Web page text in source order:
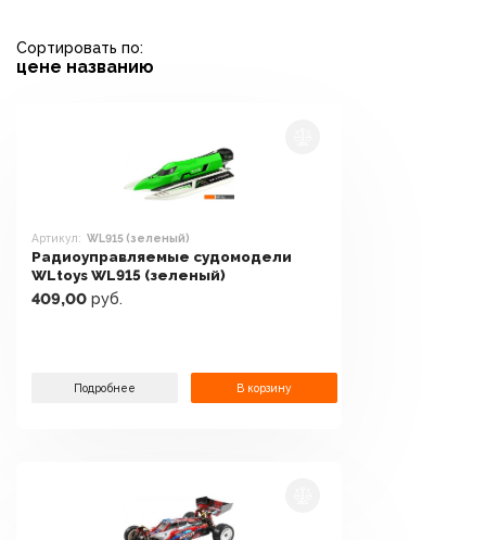
Сортировать по:
цене названию
Артикул: WL915 (зеленый)
Радиоуправляемые судомодели
WLtoys WL915 (зеленый)
409,00 руб.
Подробнее В корзину